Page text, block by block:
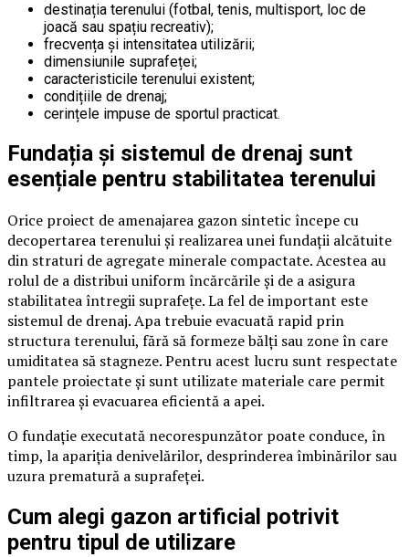
destinația terenului (fotbal, tenis, multisport, loc de
joacă sau spațiu recreativ);
frecvența și intensitatea utilizării;
dimensiunile suprafeței;
caracteristicile terenului existent;
condițiile de drenaj;
cerințele impuse de sportul practicat.
Fundația și sistemul de drenaj sunt
esențiale pentru stabilitatea terenului
Orice proiect de amenajarea gazon sintetic începe cu
decopertarea terenului și realizarea unei fundații alcătuite
din straturi de agregate minerale compactate. Acestea au
rolul de a distribui uniform încărcările și de a asigura
stabilitatea întregii suprafețe. La fel de important este
sistemul de drenaj. Apa trebuie evacuată rapid prin
structura terenului, fără să formeze bălți sau zone în care
umiditatea să stagneze. Pentru acest lucru sunt respectate
pantele proiectate și sunt utilizate materiale care permit
infiltrarea și evacuarea eficientă a apei.
O fundație executată necorespunzător poate conduce, în
timp, la apariția denivelărilor, desprinderea îmbinărilor sau
uzura prematură a suprafeței.
Cum alegi gazon artificial potrivit
pentru tipul de utilizare